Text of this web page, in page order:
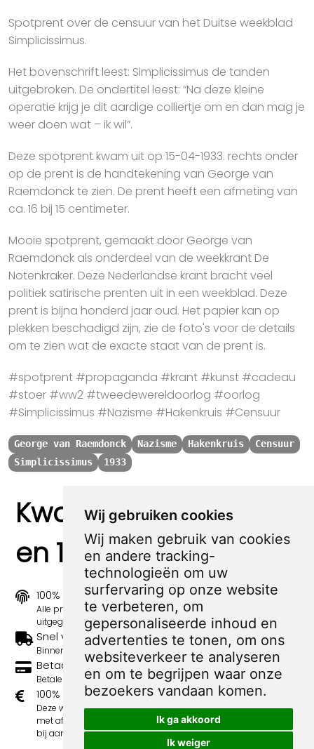
Wij gebruiken cookies
Wij maken gebruik van cookies
en andere tracking-
technologieën om uw
surfervaring op onze website
te verbeteren, om
gepersonaliseerde inhoud en
advertenties te tonen, om ons
websiteverkeer te analyseren
en om te begrijpen waar onze
bezoekers vandaan komen.
Ik ga akkoord
Ik weiger
Spotprent over de censuur van het Duitse weekblad
Simplicissimus.
Het bovenschrift leest: Simplicissimus de tanden
uitgebroken. De ondertitel leest: “Na deze kleine
operatie krijg je dit aardige colliertje om en dan mag je
weer doen wat – ik wil”.
Deze spotprent kwam uit op 15-04-1933. rechts onder
op de prent is de handtekening van George van
Raemdonck te zien. De prent heeft een afmeting van
ca. 16 bij 15 centimeter.
Mooie spotprent, gemaakt door George van
Raemdonck als onderdeel van de weekkrant De
Notenkraker. Deze Nederlandse krant bracht veel
politiek satirische prenten uit in een weekblad. Deze
prent is bijna honderd jaar oud. Het papier kan op
plekken beschadigd zijn, zie de foto's voor de details
om te zien wat de exacte staat van de prent is.
#spotprent #propaganda #krant #kunst #cadeau
#stoer #ww2 #tweedewereldoorlog #oorlog
#Simplicissimus #Nazisme #Hakenkruis #Censuur
George van Raemdonck Nazisme Hakenkruis
Censuur
Simplicissimus
1933
Kwaliteit, zekerheid
en 100% sociaal
100% origineel
Alle prints zijn 100% origineel in de jaren 1910-1920
uitgegeven.
Snel verzonden
Binnen 3 werkdagen wordt je print verstuurd.
Betaal veilig en eenvoudig
Betalen kan met iDeal, Credit Card en Paypal.
100% sociaal
Deze webshop wordt volledig gerund door jongens
met afstand tot de arbeidsmarkt. Je bestelling draagt
bij aan hun welzijn en toekomstplannen!